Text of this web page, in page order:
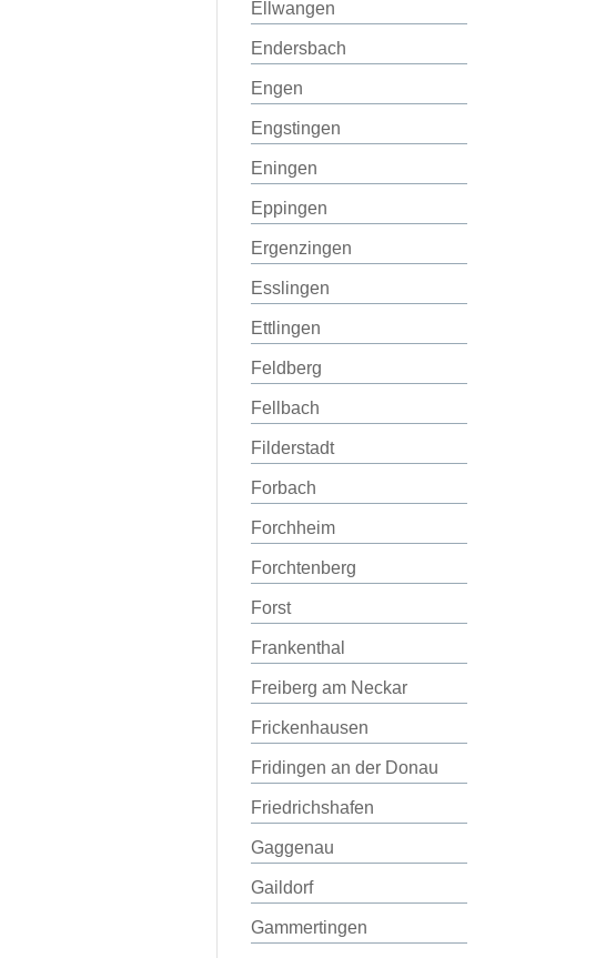
Ellwangen
Endersbach
Engen
Engstingen
Eningen
Eppingen
Ergenzingen
Esslingen
Ettlingen
Feldberg
Fellbach
Filderstadt
Forbach
Forchheim
Forchtenberg
Forst
Frankenthal
Freiberg am Neckar
Frickenhausen
Fridingen an der Donau
Friedrichshafen
Gaggenau
Gaildorf
Gammertingen